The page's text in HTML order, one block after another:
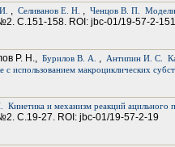
, Селиванов Е. Н. , Ченцов В. П.
С.151-158. ROI: jbc-01/19-57-2-151
Р. Н., Бурилов В. А. , Антипин И. С.
с использованием макроциклических
Кинетика и механизм реакций ацильного
С.19-27. ROI: jbc-01/19-57-2-19